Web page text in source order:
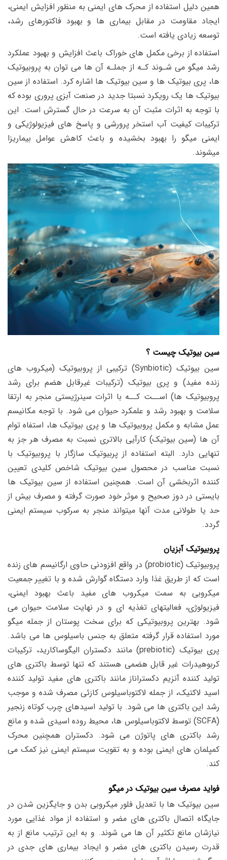
همین دلیل استفاده از محرک های ایمنی به منظور افزایش ایمنی،
ایجاد مقاومت در مقابل بیماری ها و بهبود فاکتورهای رشد،
توسعه زیادی یافته است.
استفاده از برخی مکمل های خوراک باعث افزایش و بهبود عملکرد
رشد میگو می شـوند کـه از جملـه آن ها می توان به پروبیوتیک
ها، پری بیوتیک ها و سین بیوتیک ها اشاره کرد. استفاده از سین
بیوتیک ها یک رویکرد نسبتا جدید در صنعت آبزی پروری بوده که
با توجه به اثرات مثبت آن به سرعت در حال گسترش است. این
ترکیبات کیفیت آب استخر پرورشی و پاسخ های فیزیولوژیکی و
ایمنی میگو را بهبود بخشیده و باعث کاهش عوامل بیماریزا
میشوند.
سین بیوتیک چیست ؟
سین بیوتیک (Synbiotic) ترکیبی از پروبیوتیک (میکروب های
زنده مفید) و پری بیوتیک (ترکیبات غیرقابل هضم برای رشد
پروبیوتیک ها) اســت کــه با اثرات سینرژیستی منجر به ارتقا
سلامت و بهبود رشد و علمکرد حیوان می شود. با توجه مکانیسم
عمل مشابه و مکمل پروبیوتیک ها و پری بیوتیک ها، استفاه توام
آن ها (سین بیوتیک) کارآیی بالاتری نسبت به مصرف هر جز به
تنهایی دارد. البته استفاده از پربیوتیک سازگار با پروبیوتیک با
نسبت مناسب در محصول سین بیوتیک شاخص کلیدی تعیین
کننده اثربخشی آن است. همچنین استفاده از سین بیوتیک ها
بایستی در دوز صحیح و موثر خود صورت گرفته و مصرف بیش از
حد یا طولانی مدت آنها میتواند منجر به سرکوب سیستم ایمنی
گردد.
پروبیوتیک آبزیان
پروبیوتیک (probiotic) در واقع افزودنی حاوی ارگانیسم های زنده
است که از طریق غذا وارد دستگاه گوارش شده و با تغییر جمعیت
میکروبی به سمت میکروب های مفید باعث بهبود ایمنی،
فیزیولوژی، فعالیتهای تغذیه ای و در نهایت سلامت حیوان می
شود. بهترین پروبیوتیکی که برای سخت پوستان از جمله میگو
مورد استفاده قرار گرفته متعلق به جنس باسیلوس ها می باشد.
پری بیوتیک (prebiotic) مانند دکستران الیگوساکارید، ترکیبات
کربوهیدرات غیر قابل هضمی هستند که تنها توسط باکتری های
تولید کننده آنزیم دکستراناز مانند باکتری های مفید تولید کننده
اسید لاکتیک، از جمله لاکتوباسیلوس کازئی مصرف شده و موجب
رشد این باکتری ها می شود. با تولید اسیدهای چرب کوتاه زنجیر
(SCFA) توسط لاکتوباسیلوس ها، محیط روده اسیدی شده و مانع
رشد باکتری های پاتوژن می شود. دکستران همچنین محرک
کمپلمان های ایمنی بوده و به تقویت سیستم ایمنی نیز کمک می
کند.
فواید مصرف سین بیوتیک در میگو
سین بیوتیک ها با تعدیل فلور میکروبی بدن و جایگزین شدن در
جایگاه اتصال باکتری های مضر و استفاده از مواد غذایی مورد
نیازشان مانع تکثیر آن ها می شوند. و به این ترتیب مانع از به
قدرت رسیدن باکتری های مضر و ایجاد بیماری های جدی در